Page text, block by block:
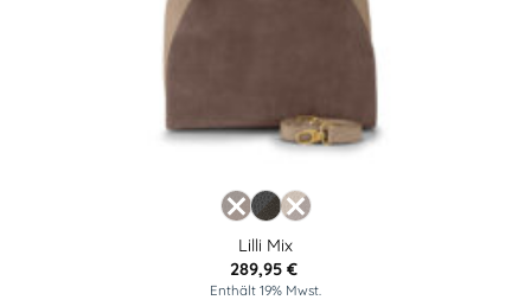
Lilli Mix
289,95 €
Enthält 19% Mwst.